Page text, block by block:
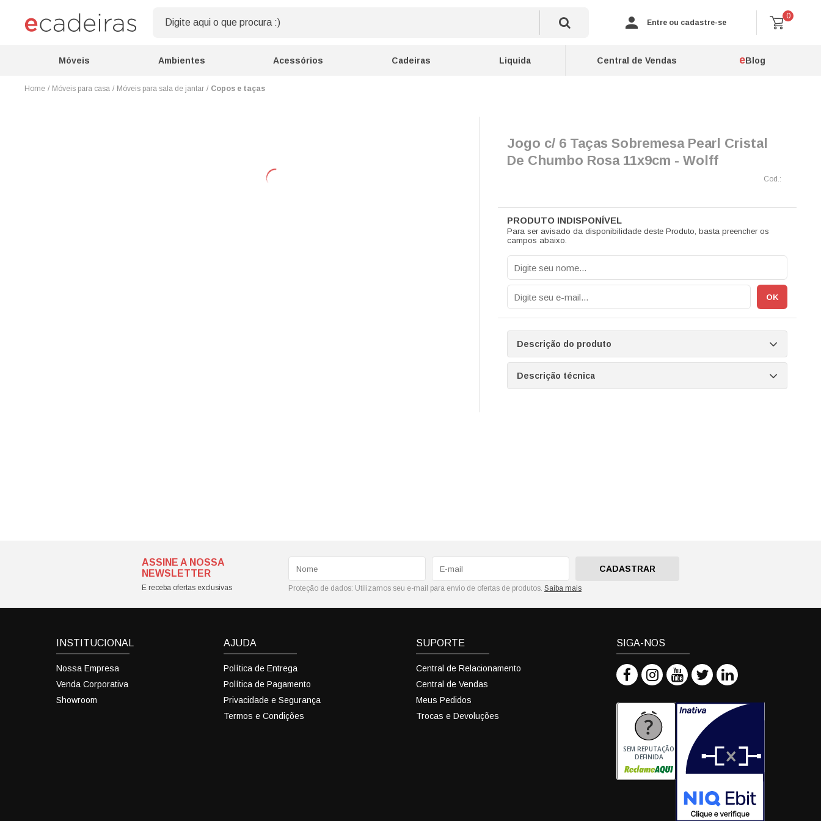
0
Entre ou cadastre-se
Móveis Ambientes Acessórios Cadeiras Liquida Central de Vendas eBlog
Móveis para casa Móveis para sala de jantar Copos e taças
Jogo c/ 6 Taças Sobremesa Pearl Cristal
De Chumbo Rosa 11x9cm - Wolff
Para ser avisado da disponibilidade deste Produto, basta preencher os
campos abaixo.
Descrição do produto
Descrição técnica
ASSINE A NOSSA
NEWSLETTER
E receba ofertas exclusivas
CADASTRAR
Proteção de dados: Utilizamos seu e-mail para envio de ofertas de produtos. Saiba mais
INSTITUCIONAL
Nossa Empresa
Venda Corporativa
Showroom
AJUDA
Política de Entrega
Política de Pagamento
Privacidade e Segurança
Termos e Condições
SUPORTE
Central de Relacionamento
Central de Vendas
Meus Pedidos
Trocas e Devoluções
SIGA-NOS
SEM REPUTAÇÃO
DEFINIDA